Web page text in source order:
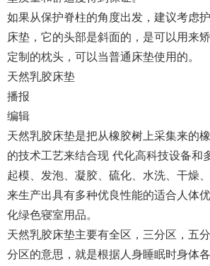
如果从保护脊柱的角度出发，建议考虑
床垫，它的头部是斜面的，是可以用来
定制的枕头，可以当普通床垫使用的。
天然乳胶床垫
播报
编辑
天然乳胶床垫是把从橡胶树上采集来的
的技术工艺来结合现 代化高科技设备和
起模、发泡、凝胶、硫化、水洗、干燥
来生产出具有多种优良性能的适合人体
化绿色寝室用品。
天然乳胶床垫主要有全区，三分区，五
分区的意思，就是根据人身睡眠时身体